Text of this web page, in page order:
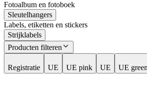
Fotoalbum en fotoboek
Sleutelhangers
Labels, etiketten en stickers
Strijklabels
Producten filteren
Registratie UE UE pink UE UE green